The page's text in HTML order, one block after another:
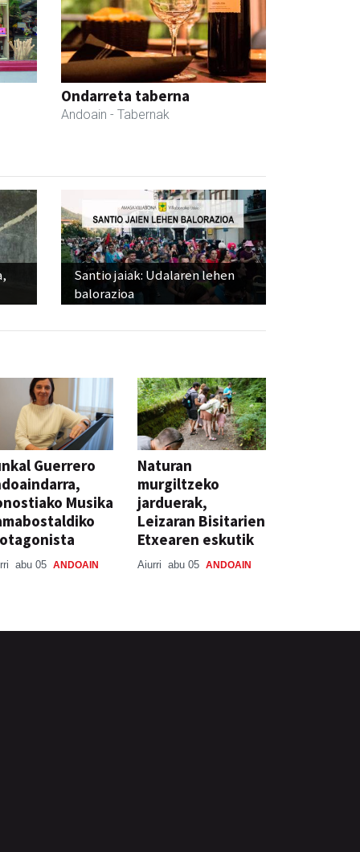
Ondarreta taberna
Andoain - Tabernak
Santio jaiak: Udalaren lehen
balorazioa
Guerrero
Musika
abu 05 ANDOAIN
Naturan
murgiltzeko
jarduerak,
Leizaran Bisitarien
Etxearen eskutik
Aiurri abu 05 ANDOAIN